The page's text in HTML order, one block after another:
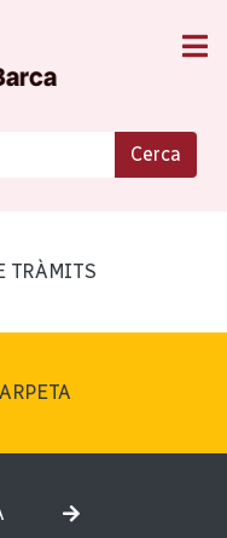
Cerca
TRÀMITS